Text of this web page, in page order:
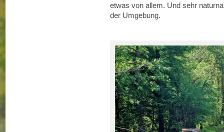
etwas von allem. Und sehr
der Umgebung.